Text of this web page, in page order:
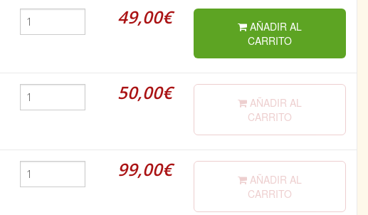
49,00€
AÑADIR AL
CARRITO
50,00€
AÑADIR AL
CARRITO
99,00€
AÑADIR AL
CARRITO